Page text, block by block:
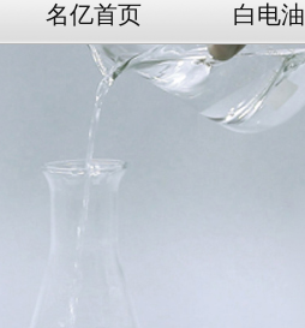
名亿首页 白电油